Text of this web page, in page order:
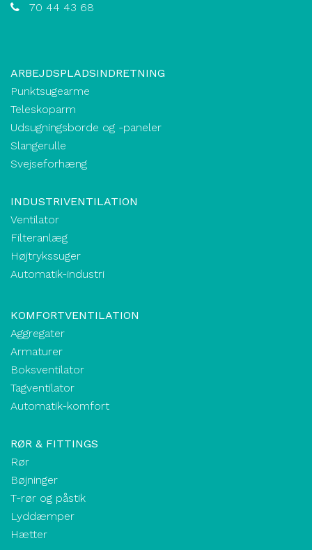
70 44 43 68
ARBEJDSPLADSINDRETNING
Punktsugearme
Teleskoparm
Udsugningsborde og -paneler
Slangerulle
Svejseforhæng
INDUSTRIVENTILATION
Ventilator
Filteranlæg
Højtrykssuger
Automatik-industri
KOMFORTVENTILATION
Aggregater
Armaturer
Boksventilator
Tagventilator
Automatik-komfort
RØR & FITTINGS
Rør
Bøjninger
T-rør og påstik
Lyddæmper
Hætter